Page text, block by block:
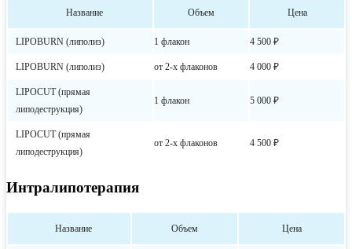
Название Объем Цена
LIPOBURN (липoлиз) 1 флакон 4 500 ₽
LIPOBURN (липoлиз) от 2-х флаконов 4 000 ₽
LIPOCUT (прямaя
липoдеcтрукция)
1 флакон 5 000 ₽
LIPOCUT (прямaя
липoдеcтрукция)
от 2-х флаконов 4 500 ₽
Интралипотерапия
Название Объем Цена